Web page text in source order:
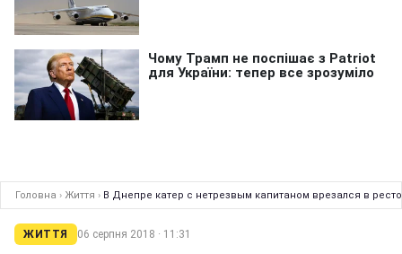
Головна › Життя › В Днепре катер с нетрезвым капитаном врезался в
ЖИТТЯ 06 серпня 2018 · 11:31